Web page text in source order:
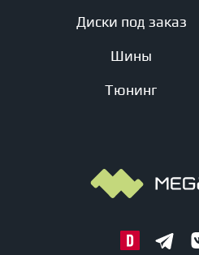
Диски под заказ
Шины
Тюнинг